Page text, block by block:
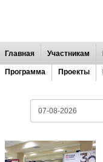
Главная Участникам
Программа Проекты